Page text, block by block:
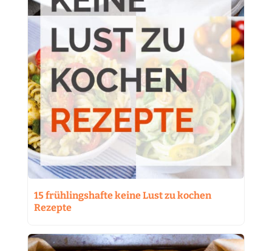
15 frühlingshafte keine Lust zu kochen
Rezepte